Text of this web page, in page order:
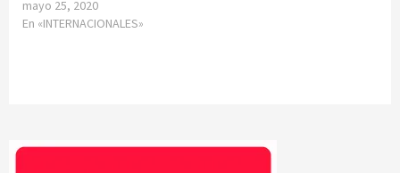
mayo 25, 2020
En «INTERNACIONALES»